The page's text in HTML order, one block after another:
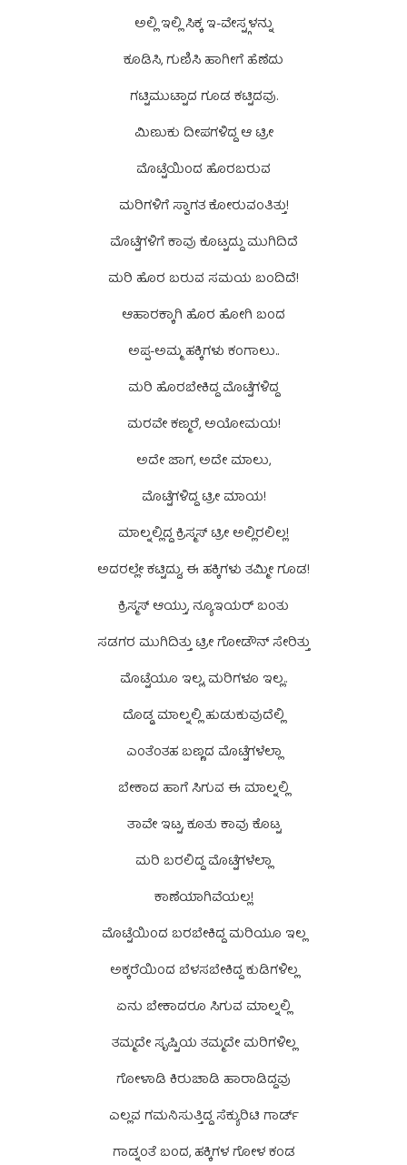
ಅಲ್ಲಿ ಇಲ್ಲಿ ಸಿಕ್ಕ ಇ-ವೇಸ್ಟ್ಗಳನ್ನು
ಕೂಡಿಸಿ, ಗುಣಿಸಿ ಹಾಗೀಗೆ ಹೆಣೆದು
ಗಟ್ಟಿಮುಟ್ಟಾದ ಗೂಡ ಕಟ್ಟಿದವು.
ಮಿಣುಕು ದೀಪಗಳಿದ್ದ ಆ ಟ್ರೀ
ಮೊಟ್ಟೆಯಿಂದ ಹೊರಬರುವ
ಮರಿಗಳಿಗೆ ಸ್ವಾಗತ ಕೋರುವಂತಿತ್ತು!
ಮೊಟ್ಟೆಗಳಿಗೆ ಕಾವು ಕೊಟ್ಟದ್ದು ಮುಗಿದಿದೆ
ಮರಿ ಹೊರ ಬರುವ ಸಮಯ ಬಂದಿದೆ!
ಆಹಾರಕ್ಕಾಗಿ ಹೊರ ಹೋಗಿ ಬಂದ
ಅಪ್ಪ-ಅಮ್ಮ ಹಕ್ಕಿಗಳು ಕಂಗಾಲು..
ಮರಿ ಹೊರಬೇಕಿದ್ದ ಮೊಟ್ಟೆಗಳಿದ್ದ
ಮರವೇ ಕಣ್ಮರೆ, ಅಯೋಮಯ!
ಅದೇ ಜಾಗ, ಅದೇ ಮಾಲು,
ಮೊಟ್ಟೆಗಳಿದ್ದ ಟ್ರೀ ಮಾಯ!
ಮಾಲ್ನಲ್ಲಿದ್ದ ಕ್ರಿಸ್ಮಸ್ ಟ್ರೀ ಅಲ್ಲಿರಲಿಲ್ಲ!
ಅದರಲ್ಲೇ ಕಟ್ಟಿದ್ದು, ಈ ಹಕ್ಕಿಗಳು ತಮ್ಮೀ ಗೂಡ!
ಕ್ರಿಸ್ಮಸ್ ಆಯ್ತು, ನ್ಯೂಇಯರ್ ಬಂತು
ಸಡಗರ ಮುಗಿದಿತ್ತು ಟ್ರೀ ಗೋಡೌನ್ ಸೇರಿತ್ತು
ಮೊಟ್ಟೆಯೂ ಇಲ್ಲ, ಮರಿಗಳೂ ಇಲ್ಲ..
ದೊಡ್ಡ ಮಾಲ್ನಲ್ಲಿ ಹುಡುಕುವುದೆಲ್ಲಿ
ಎಂತೆಂತಹ ಬಣ್ಣದ ಮೊಟ್ಟೆಗಳೆಲ್ಲಾ
ಬೇಕಾದ ಹಾಗೆ ಸಿಗುವ ಈ ಮಾಲ್ನಲ್ಲಿ
ತಾವೇ ಇಟ್ಟ, ಕೂತು ಕಾವು ಕೊಟ್ಟ
ಮರಿ ಬರಲಿದ್ದ ಮೊಟ್ಟೆಗಳೆಲ್ಲಾ
ಕಾಣೆಯಾಗಿವೆಯಲ್ಲ!
ಮೊಟ್ಟೆಯಿಂದ ಬರಬೇಕಿದ್ದ ಮರಿಯೂ ಇಲ್ಲ
ಅಕ್ಕರೆಯಿಂದ ಬೆಳಸಬೇಕಿದ್ದ ಕುಡಿಗಳಿಲ್ಲ
ಏನು ಬೇಕಾದರೂ ಸಿಗುವ ಮಾಲ್ನಲ್ಲಿ
ತಮ್ಮದೇ ಸೃಷ್ಟಿಯ ತಮ್ಮದೇ ಮರಿಗಳಿಲ್ಲ
ಗೋಳಾಡಿ ಕಿರುಚಾಡಿ ಹಾರಾಡಿದ್ದವು
ಎಲ್ಲವ ಗಮನಿಸುತ್ತಿದ್ದ ಸೆಕ್ಯುರಿಟಿ ಗಾರ್ಡ್
ಗಾಡ್ನಂತೆ ಬಂದ, ಹಕ್ಕಿಗಳ ಗೋಳ ಕಂಡ